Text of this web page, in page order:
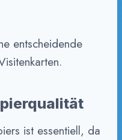
entscheidende
ist essentiell, da